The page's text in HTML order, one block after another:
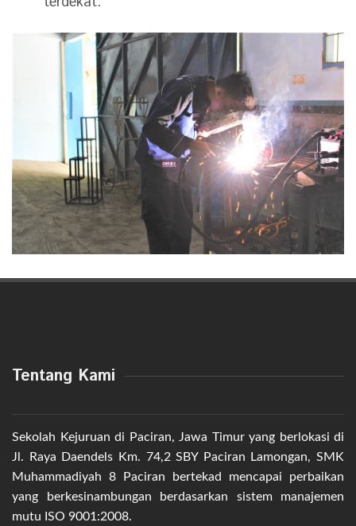
Tentang Kami
Sekolah Kejuruan di Paciran, Jawa Timur yang berlokasi di
Jl. Raya Daendels Km. 74,2 SBY Paciran Lamongan, SMK
Muhammadiyah 8 Paciran bertekad mencapai perbaikan
yang berkesinambungan berdasarkan sistem manajemen
mutu ISO 9001:2008.